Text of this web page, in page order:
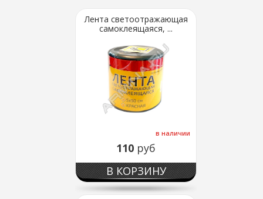
Лента светоотражающая
самоклеящаяся, ...
в наличии
110 руб
В КОРЗИНУ